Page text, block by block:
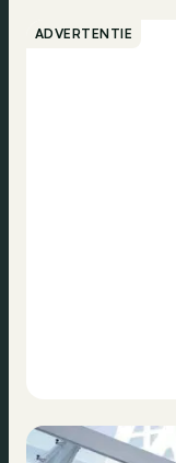
ADVERTENTIE